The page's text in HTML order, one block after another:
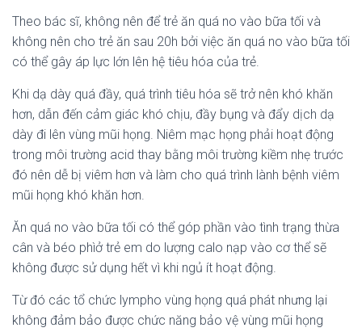
Theo bác sĩ, không nên để trẻ ăn quá no vào bữa tối và
không nên cho trẻ ăn sau 20h bởi việc ăn quá no vào bữa tối
có thể gây áp lực lớn lên hệ tiêu hóa của trẻ.
Khi dạ dày quá đầy, quá trình tiêu hóa sẽ trở nên khó khăn
hơn, dẫn đến cảm giác khó chịu, đầy bụng và đẩy dịch dạ
dày đi lên vùng mũi họng. Niêm mạc họng phải hoạt động
trong môi trường acid thay bằng môi trường kiềm nhẹ trước
đó nên dễ bị viêm hơn và làm cho quá trình lành bệnh viêm
mũi họng khó khăn hơn.
Ăn quá no vào bữa tối có thể góp phần vào tình trạng thừa
cân và béo phìở trẻ em do lượng calo nạp vào cơ thể sẽ
không được sử dụng hết vì khi ngủ ít hoạt động.
Từ đó các tổ chức lympho vùng họng quá phát nhưng lại
không đảm bảo được chức năng bảo vệ vùng mũi họng